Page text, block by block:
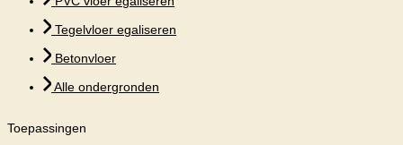
Tegelvloer egaliseren
Betonvloer
Alle ondergronden
Toepassingen